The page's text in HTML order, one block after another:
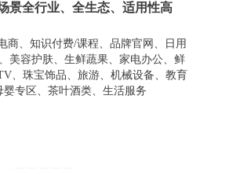
景全行业、全生态、适用性高
商、知识付费/课程、品牌官网、日用
美容护肤、生鲜蔬果、家电办公、鲜
、珠宝饰品、旅游、机械设备、教育
婴专区、茶叶酒类、生活服务